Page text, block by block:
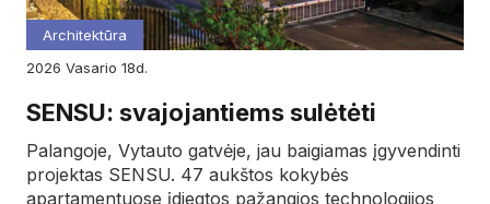
Architektūra
2026
vasario 18d.
SENSU: svajojantiems sulėtėti
Palangoje, Vytauto gatvėje, jau baigiamas įgyvendinti
projektas SENSU. 47 aukštos kokybės
apartamentuose įdiegtos pažangios technologijos